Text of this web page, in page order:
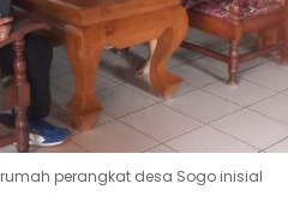
perangkat desa Sogo inisial